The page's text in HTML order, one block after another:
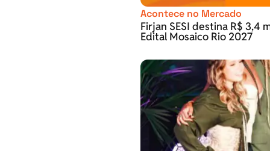
Acontece no Mercado
Firjan SESI destina R$ 3,4
Edital Mosaico Rio 2027